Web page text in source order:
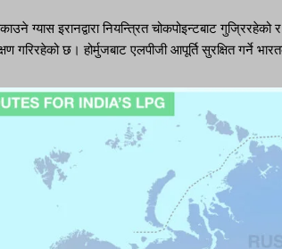
ग्यास इरानद्वारा नियन्त्रित चोकपोइन्टबाट
गरिरहेको छ। होर्मुजबाट एलपीजी आपूर्ति सुरक्षित गर्ने